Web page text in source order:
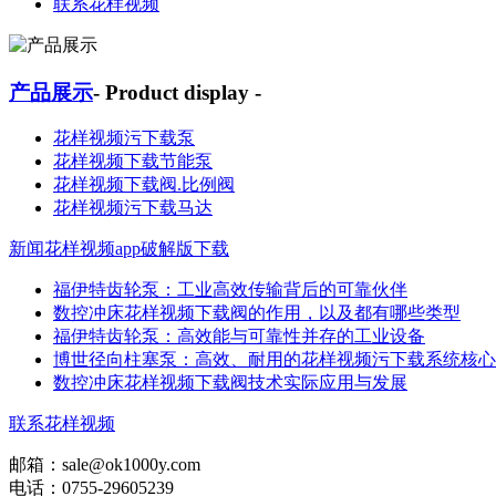
产品展示- Product display -
花样视频污下载泵
花样视频下载节能泵
花样视频下载阀.比例阀
花样视频污下载马达
新闻花样视频app破解版下载
福伊特齿轮泵：工业高效传输背后的可靠伙伴
数控冲床花样视频下载阀的作用，以及都有哪些类型
福伊特齿轮泵：高效能与可靠性并存的工业设备
博世径向柱塞泵：高效、耐用的花样视频污下载系统核
数控冲床花样视频下载阀技术实际应用与发展
联系花样视频
邮箱：sale@ok1000y.com
电话：0755-29605239